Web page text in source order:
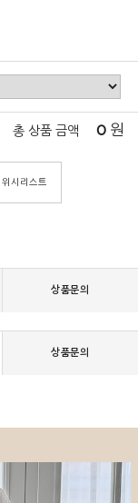
총 상품 금액 0 원
위시리스트
상품문의
상품문의